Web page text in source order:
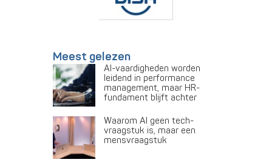
Meest gelezen
AI-vaardigheden worden
leidend in performance
management, maar HR-
fundament blijft achter
Waarom AI geen tech-
vraagstuk is, maar een
mensvraagstuk